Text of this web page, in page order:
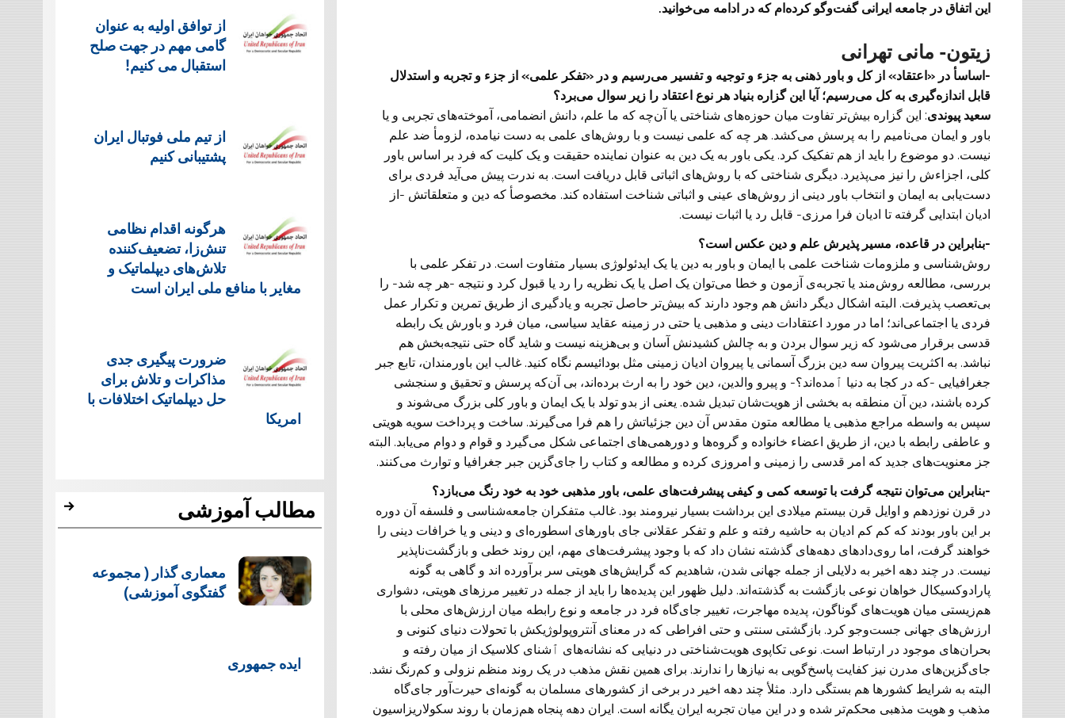
این اتفاق در جامعه ایرانی گفت‌وگو کرده‌ام که در ادامه می‌خوانید.
زیتون- مانی تهرانی
-اساسأ‌ در «اعتقاد» از کل و باور ذهنی به جزء و توجیه و تفسیر می‌رسیم و در «تفکر علمی» از جزء و تجربه و استدلال
قابل اندازه‌گیری به کل می‌‌رسیم؛ آیا این گزاره بنیاد هر نوع اعتقاد را زیر سوال می‌برد؟
سعید پیوندی: این گزاره بیش‌تر تفاوت میان حوزه‌های شناختی یا آن‌چه که ما علم، دانش انضمامی، آموخته‌های تجربی و یا
باور و ایمان می‌نامیم را به پرسش می‌کشد. هر چه که علمی نیست و با روش‌های علمی به دست نیامده، لزومأ ضد علم
نیست. دو موضوع را باید از هم تفکیک کرد. یکی باور به یک دین به عنوان نماینده حقیقت و یک کلیت که فرد بر اساس باور
کلی، اجزاءش را نیز می‌پذیرد. دیگری شناختی که با روش‌های اثباتی قابل دریافت است. به ندرت پیش می‌آید فردی برای
دست‌یابی به ایمان و انتخاب باور دینی از روش‌های عینی و اثباتی شناخت استفاده کند. مخصوصأ‌ که دین و متعلقاتش -از
ادیان ابتدایی گرفته تا ادیان فرا مرزی- قابل رد یا اثبات نیست.
-بنابراین در قاعده، مسیر پذیرش علم و دین عکس است؟
روش‌شناسی و ملزومات شناخت علمی با ایمان و باور به دین یا یک ایدئولوژی بسیار متفاوت است. در تفکر علمی با
بررسی، مطالعه روش‌مند یا تجربه‌ی آزمون و خطا می‌توان یک اصل یا یک نظریه را رد یا قبول کرد و نتیجه -هر چه شد- را
بی‌تعصب پذیرفت. البته اشکال دیگر دانش هم وجود دارند که بیش‌تر حاصل تجربه و یادگیری از طریق تمرین و تکرار عمل
فردی یا اجتماعی‌اند؛ اما در مورد اعتقادات دینی و مذهبی یا حتی در زمینه عقاید سیاسی، میان فرد و باورش یک رابطه
قدسی برقرار می‌شود که زیر سوال بردن و به چالش کشیدنش آسان و بی‌هزینه نیست و شاید گاه حتی نتیجه‌بخش هم
نباشد. به اکثریت پیروان سه دین بزرگ آسمانی یا پیروان ادیان زمینی مثل بودائیسم نگاه کنید. غالب این باورمندان، تابع جبر
جغرافیایی -که در کجا به دنیا ٱمده‌اند؟- و پیرو والدین، دین خود را به ارث برده‌اند، بی آن‌که پرسش و تحقیق و سنجشی
کرده باشند، دین آن منطقه به بخشی از هویت‌شان تبدیل شده.‌ یعنی از بدو تولد با یک ایمان و باور کلی بزرگ می‌شوند و
سپس به واسطه مراجع مذهبی یا مطالعه متون مقدس آن دین جزئیاتش را هم فرا می‌گیرند. ساخت و پرداخت سویه هویتی
و عاطفی رابطه با دین، از طریق اعضاء خانواده و گروه‌ها و دورهمی‌های اجتماعی شکل می‌گیرد و قوام و دوام می‌یابد. البته
جز معنویت‌های جدید که امر قدسی را زمینی و امروزی کرده و مطالعه و کتاب را جای‌گزین جبر جغرافیا و توارث می‌کنند.
-بنابراین می‌توان نتیجه گرفت با توسعه کمی و کیفی پیشرفت‌های علمی، باور مذهبی خود به خود رنگ می‌بازد؟
در قرن نوزدهم و اوایل قرن بیستم میلادی این برداشت بسیار نیرومند بود. غالب متفکران جامعه‌شناسی و فلسفه آن دوره
بر این باور بودند که کم کم ادیان به حاشیه رفته و علم و تفکر عقلانی جای باورهای اسطوره‌ای و دینی و یا خرافات دینی را
خواهند گرفت، اما روی‌دادهای دهه‌های گذشته نشان داد که با وجود پیشرفت‌های مهم، این روند خطی و بازگشت‌ناپذیر
نیست. در چند دهه اخیر به دلایلی از جمله جهانی شدن، شاهدیم که گرایش‌های هویتی سر برآورده اند و گاهی به گونه
پارادوکسیکال خواهان نوعی بازگشت به گذشته‌اند. دلیل ظهور این پدیده‌ها را باید از جمله در تغییر مرزهای هویتی، دشواری
هم‌زیستی میان هویت‌های گوناگون، پدیده مهاجرت، تغییر جای‌گاه فرد در جامعه و نوع رابطه میان ارزش‌های محلی با
ارزش‌های جهانی جست‌وجو کرد. بازگشتی سنتی و حتی افراطی که در معنای آنتروپولوژیکش با تحولات دنیای کنونی و
بحران‌های موجود در ارتباط است. نوعی تکاپوی هویت‌شناختی در دنیایی که نشانه‌های ٱشنای کلاسیک از میان رفته و
جای‌گزین‌های مدرن نیز کفایت پاسخ‌گویی به نیازها را ندارند. برای همین نقش مذهب در یک روند منظم نزولی و کم‌رنگ نشد.
البته به شرایط کشورها هم بستگی دارد. مثلأ چند دهه اخیر در برخی از کشورهای مسلمان به گونه‌ای حیرت‌آور جای‌گاه
مذهب و هویت مذهبی محکم‌تر شده و در این میان تجربه ایران یگانه است. ایران دهه پنجاه هم‌زمان با روند سکولاریزاسیون
از توافق اولیه به عنوان
گامی مهم در جهت صلح
استقبال می کنیم!
از تیم ملی فوتبال ایران
پشتیبانی کنیم
هرگونه اقدام نظامی
تنش‌زا، تضعیف‌کننده
تلاش‌های دیپلماتیک و
مغایر با منافع ملی ایران است
ضرورت پیگیری جدی
مذاکرات و تلاش برای
حل دیپلماتیک اختلافات با
امریکا
مطالب آموزشی
معماری گذار ( مجموعه
گفتگوی آموزشی)
ایده جمهوری